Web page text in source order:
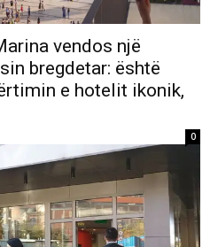
vendos një
bregdetar: është
e hotelit ikonik,
0